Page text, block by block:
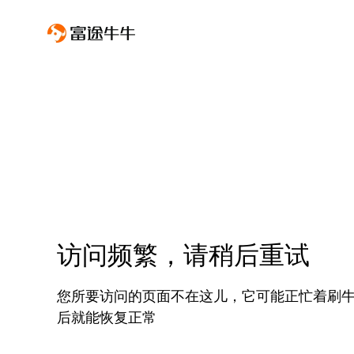
访问频繁，请稍后重试
您所要访问的页面不在这儿，它可能正忙着刷
后就能恢复正常